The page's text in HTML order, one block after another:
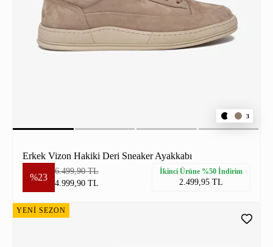
3
Erkek Vizon Hakiki Deri Sneaker Ayakkabı
%23
6.499,90 TL
4.999,90 TL
İkinci Ürüne %50 İndirim
2.499,95 TL
YENİ SEZON